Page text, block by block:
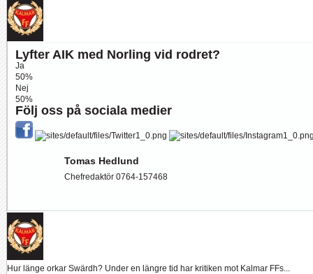
Tankar om KFFs framtid Efter förlusten borta mot AFC Eskilstuna är det...
Image:
Nystart med Nanne
Image:
Bäst i stan efter sex...Inte för att det kanske har så stor betydelse i...
Lyfter AIK med Norling vid rodret?
Ja
50%
Nej
50%
Följ oss på sociala medier
Tomas Hedlund
Chefredaktör 0764-157468